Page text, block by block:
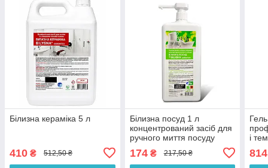
Білизна кераміка 5 л
410 ₴ 512,50 ₴
Білизна посуд 1 л
концентрований засіб для
ручного миття посуду
174₴ 217,50 ₴
і
814